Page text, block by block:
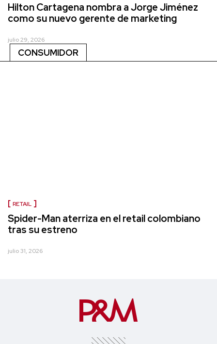
Hilton Cartagena nombra a Jorge Jiménez
como su nuevo gerente de marketing
julio 29, 2026
CONSUMIDOR
RETAIL
Spider-Man aterriza en el retail colombiano
tras su estreno
julio 31, 2026